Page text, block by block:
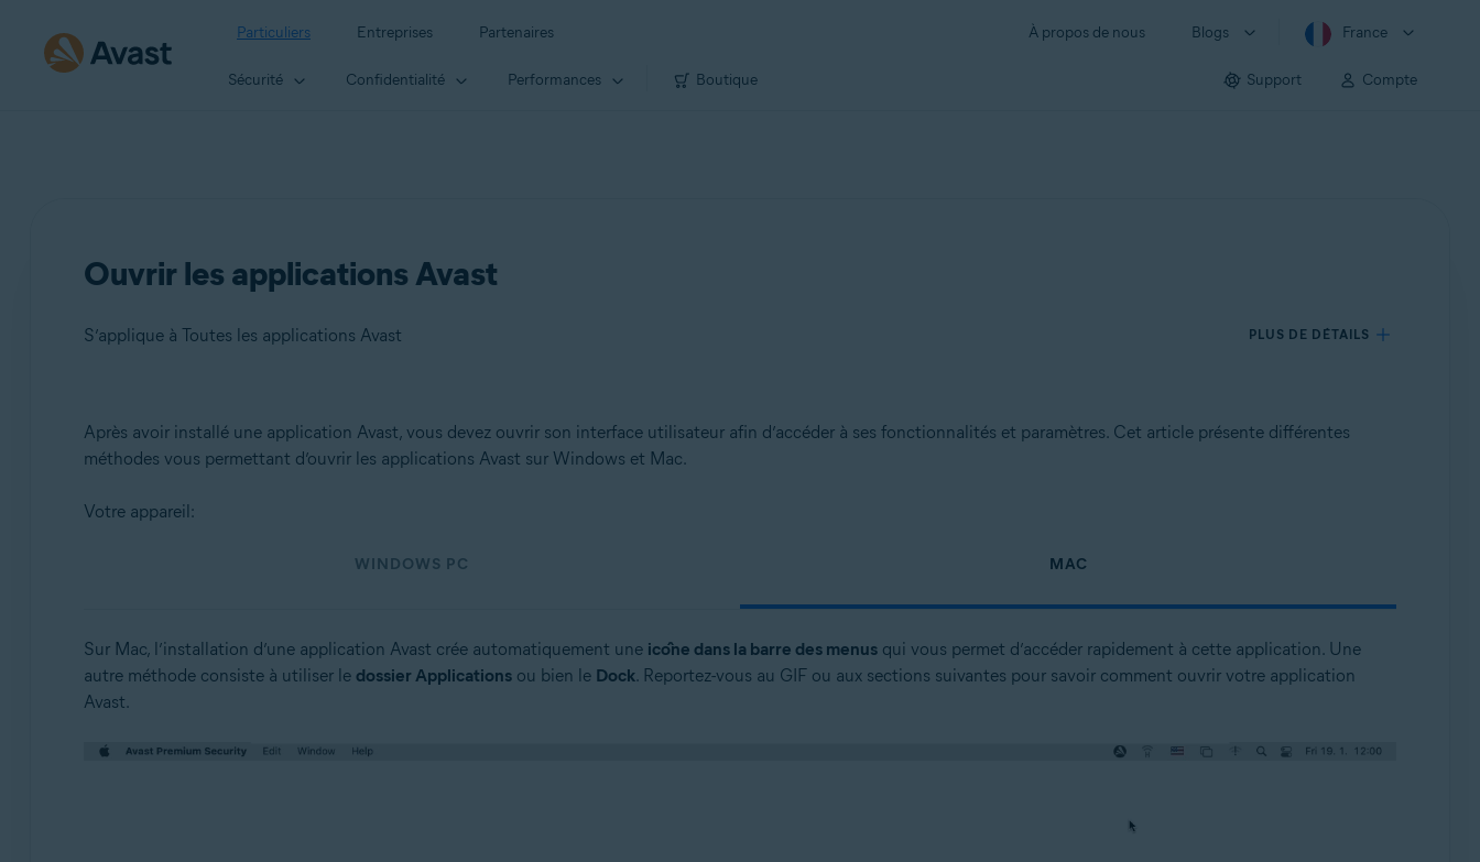
Particuliers Entreprises Partenaires À propos de nous Blogs France
Sécurité Confidentialité Performances Boutique Support Compte
Ouvrir les applications Avast
S’applique à Toutes les applications Avast PLUS DE DÉTAILS
Produits:
Toutes les applications Avast
Systèmes d'exploitation:
Après avoir installé une application Avast, vous devez ouvrir son interface utilisateur afin d’accéder à ses fonctionnalités et paramètres. Cet article présente différentes
méthodes vous permettant d’ouvrir les applications Avast sur Windows et Mac.
Votre appareil:
WINDOWS PC MAC
Sur Mac, l’installation d’une application Avast crée automatiquement une icône dans la barre des menusqui vous permet d’accéder rapidement à cette application. Une
autre méthode consiste à utiliser le dossier Applicationsou bien le Dock. Reportez-vous au GIF ou aux sections suivantes pour savoir comment ouvrir votre application
Avast.